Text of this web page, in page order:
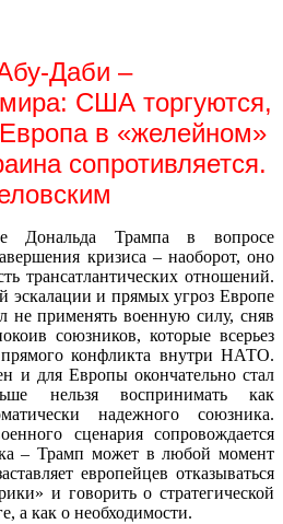
Даби –
США торгуются,
Европа в «желейном»
сопротивляется.
Дональда Трампа в вопросе
кризиса – наоборот, оно
трансатлантических отношений.
эскалации и прямых угроз Европе
применять военную силу, сняв
союзников, которые всерьез
прямого конфликта внутри НАТО.
и для Европы окончательно стал
нельзя воспринимать как
надежного союзника.
сценария сопровождается
– Трамп может в любой момент
европейцев отказываться
и говорить о стратегической
а как о необходимости.